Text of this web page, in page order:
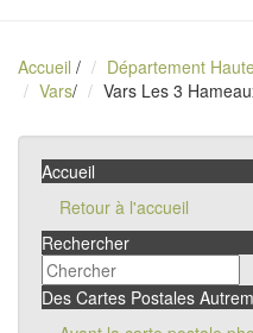
Accueil / Département
Vars/ Vars Les 3
Accueil
Retour à l'accueil
Rechercher
Des Cartes Postales